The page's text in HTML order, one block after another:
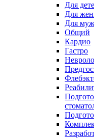
Для
Для
Для
Общий
Кардио
Гастро